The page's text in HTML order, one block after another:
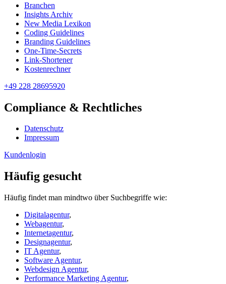
Branchen
Insights Archiv
New Media Lexikon
Coding Guidelines
Branding Guidelines
One-Time-Secrets
Link-Shortener
Kostenrechner
+49 228 28695920
Compliance & Rechtliches
Datenschutz
Impressum
Kundenlogin
Häufig gesucht
Häufig findet man mindtwo über Suchbegriffe wie:
Digitalagentur,
Webagentur,
Internetagentur,
Designagentur,
IT Agentur,
Software Agentur,
Webdesign Agentur,
Performance Marketing Agentur,